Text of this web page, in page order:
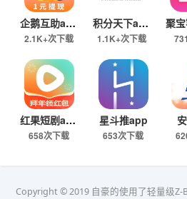
企鹅互助app
2.1K+次下载
积分天下app
1.1K+次下载
红果短剧app
658次下载
星斗推app
653次下载
Copyright © 2019 自豪的使用了轻量级Z-